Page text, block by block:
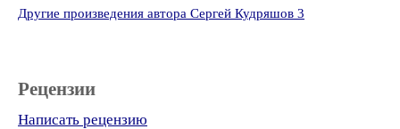
Другие произведения автора Сергей Кудряшов 3
Рецензии
Написать рецензию